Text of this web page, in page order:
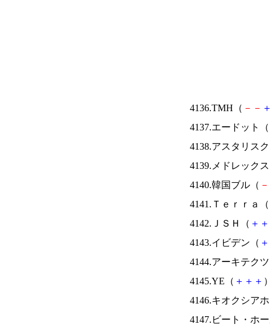
4136.TMH（ － －
4137.エードット（
4138.アスタリス
4139.メドレック
4140.韓国ブル（ －
4141.Ｔｅｒｒａ（
4142.ＪＳＨ（ ＋ ＋
4143.イビデン（ ＋
4144.アーキテク
4145.YE（ ＋ ＋ ＋
4146.キオクシア
4147.ビート・ホ